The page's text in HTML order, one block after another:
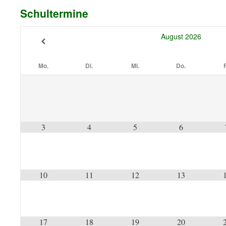
Schultermine
August 2026
Mo. Di. Mi. Do.
3 4 5 6
10 11 12 13
17 18 19 20